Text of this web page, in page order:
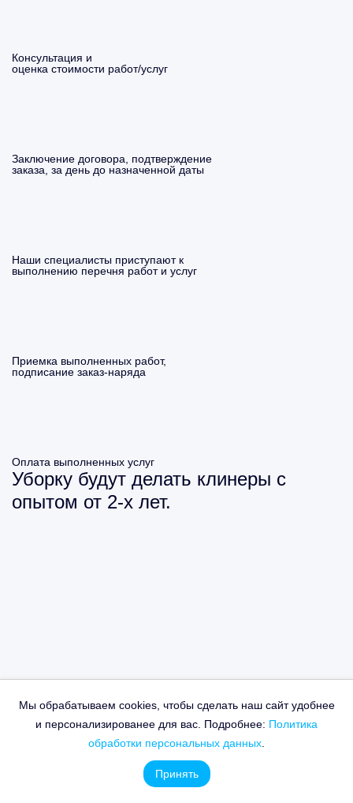
Консультация и
оценка стоимости работ/услуг
Заключение договора, подтверждение
заказа, за день до назначенной даты
Наши специалисты приступают к
выполнению перечня работ и услуг
Приемка выполненных работ,
подписание заказ-наряда
Оплата выполненных услуг
Уборку будут делать клинеры с
опытом от 2-х лет.
Мы обрабатываем cookies, чтобы сделать наш сайт удобнее
и персонализированее для вас. Подробнее: Политика
обработки персональных данных
Принять